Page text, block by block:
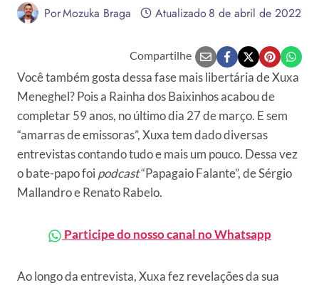
PorMozuka Braga Atualizado8 de abril de 2022
Compartilhe
Você também gosta dessa fase mais libertária de Xuxa
Meneghel? Pois a Rainha dos Baixinhos acabou de
completar 59 anos, no último dia 27 de março. E sem
“amarras de emissoras”, Xuxa tem dado diversas
entrevistas contando tudo e mais um pouco. Dessa vez
o bate-papo foipodcast“Papagaio Falante”, de Sérgio
Mallandro e Renato Rabelo.
Participe do nosso canal no Whatsapp
Ao longo da entrevista, Xuxa fez revelações da sua